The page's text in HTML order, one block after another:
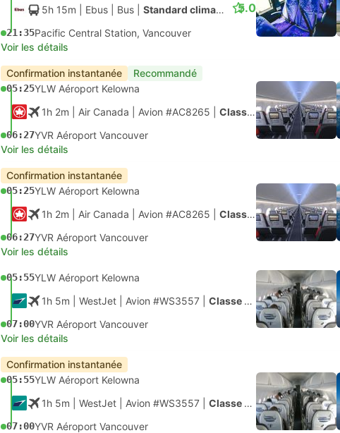
5h 15m | Ebus Bus Standard climatisé
21:35Pacific Central Station, Vancouver
5.0
Voir les détails
Confirmation instantanée Recommandé
05:25YLW Aéroport Kelowna
1h 2m | Air Canada Avion #AC8265 Classe économique
06:27YVR Aéroport Vancouver
Voir les détails
Confirmation instantanée
05:25YLW Aéroport Kelowna
1h 2m | Air Canada Avion #AC8265 Classe économique
06:27YVR Aéroport Vancouver
Voir les détails
05:55YLW Aéroport Kelowna
1h 5m | WestJet Avion #WS3557 Classe économique
07:00YVR Aéroport Vancouver
Voir les détails
Confirmation instantanée
05:55YLW Aéroport Kelowna
1h 5m | WestJet Avion #WS3557 Classe économique
07:00YVR Aéroport Vancouver